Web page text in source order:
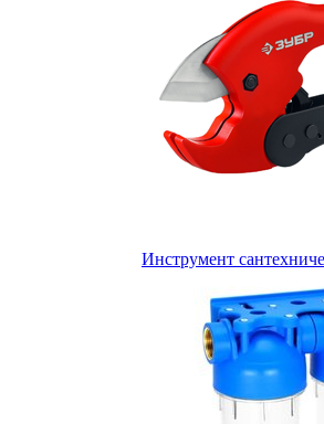
Инструмент